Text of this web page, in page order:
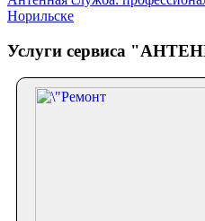
Норильске
Услуги сервиса